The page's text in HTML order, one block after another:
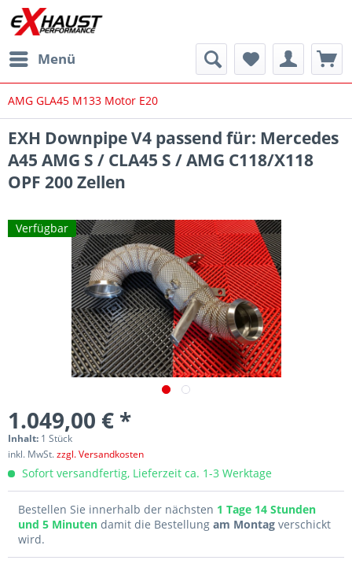
Menü
AMG GLA45 M133 Motor E20
EXH Downpipe V4 passend für: Mercedes
A45 AMG S / CLA45 S / AMG C118/X118
OPF 200 Zellen
Verfügbar
1.049,00 € *
Inhalt: 1 Stück
inkl. MwSt.zzgl. Versandkosten
Sofort versandfertig, Lieferzeit ca. 1-3 Werktage
Bestellen Sie innerhalb der nächsten 1 Tage 14 Stunden
und 5 Minuten damit die Bestellung am Montag verschickt
wird.